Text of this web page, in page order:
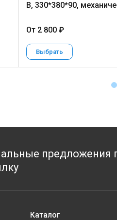
B, 330*380*90,
От 2 800 ₽
Выбрать
предложения
Каталог